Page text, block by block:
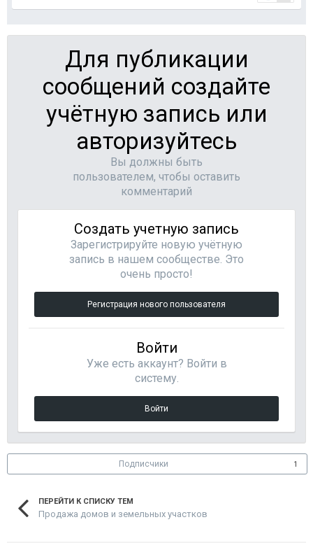
Для публикации
сообщений создайте
учётную запись или
авторизуйтесь
Вы должны быть
пользователем, чтобы оставить
комментарий
Создать учетную запись
Зарегистрируйте новую учётную
запись в нашем сообществе. Это
очень просто!
Регистрация нового пользователя
Войти
Уже есть аккаунт? Войти в
систему.
Войти
Подписчики 1
ПЕРЕЙТИ К СПИСКУ ТЕМ
Продажа домов и земельных участков